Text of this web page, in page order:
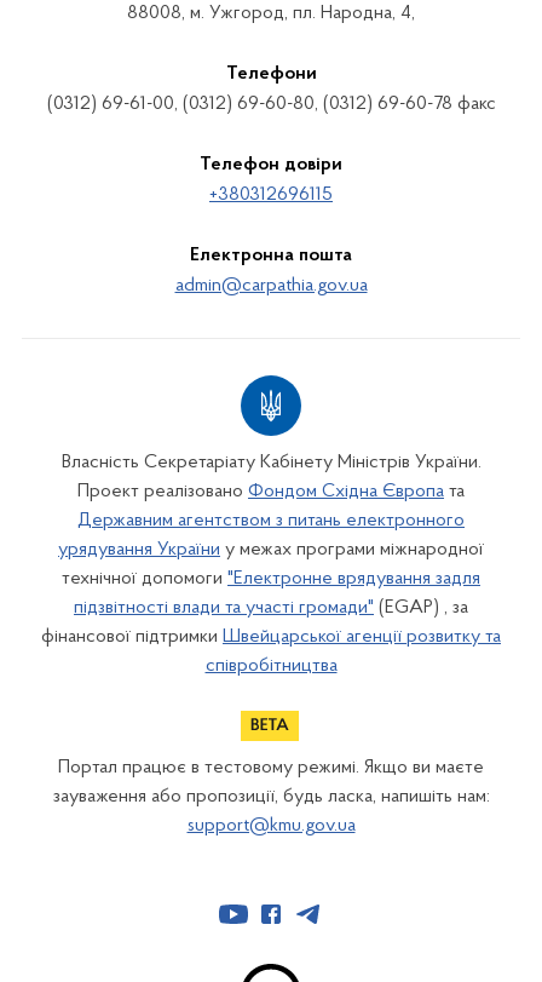
88008, м. Ужгород, пл. Народна, 4,
Телефони
(0312) 69-61-00, (0312) 69-60-80, (0312) 69-60-78 факс
Телефон довіри
+380312696115
Електронна пошта
admin@carpathia.gov.ua
Власність Секретаріату Кабінету Міністрів України.
Проект реалізовано Фондом Східна Європа та
Державним агентством з питань електронного
урядування України у межах програми міжнародної
технічної допомоги "Електронне врядування задля
підзвітності влади та участі громади" (EGAP) , за
фінансової підтримки Швейцарської агенції розвитку та
співробітництва
Портал працює в тестовому режимі. Якщо ви маєте
зауваження або пропозиції, будь ласка, напишіть нам:
support@kmu.gov.ua